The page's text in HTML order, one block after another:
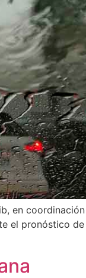
en
el pronóstico